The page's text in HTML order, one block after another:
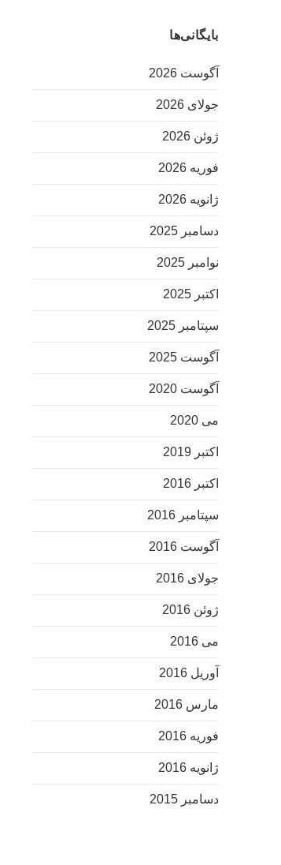
بایگانی‌ها
آگوست 2026
جولای 2026
ژوئن 2026
فوریه 2026
ژانویه 2026
دسامبر 2025
نوامبر 2025
اکتبر 2025
سپتامبر 2025
آگوست 2025
آگوست 2020
می 2020
اکتبر 2019
اکتبر 2016
سپتامبر 2016
آگوست 2016
جولای 2016
ژوئن 2016
می 2016
آوریل 2016
مارس 2016
فوریه 2016
ژانویه 2016
دسامبر 2015